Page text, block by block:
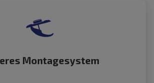
Montagesystem